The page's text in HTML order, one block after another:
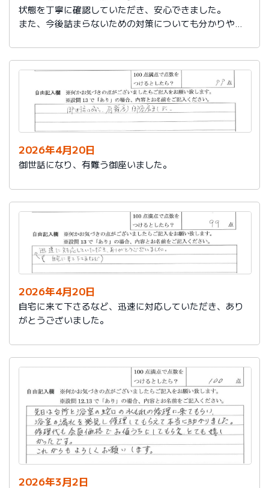
状態を丁寧に確認していただき、安心できました。
また、今後詰まらないための対策についても分かりやす
ありがとうございました。
2026年4月20日
御世話になり、有難う御座いました。
2026年4月20日
自宅に来て下さるなど、迅速に対応していただき、あり
がとうございました。
2026年3月2日